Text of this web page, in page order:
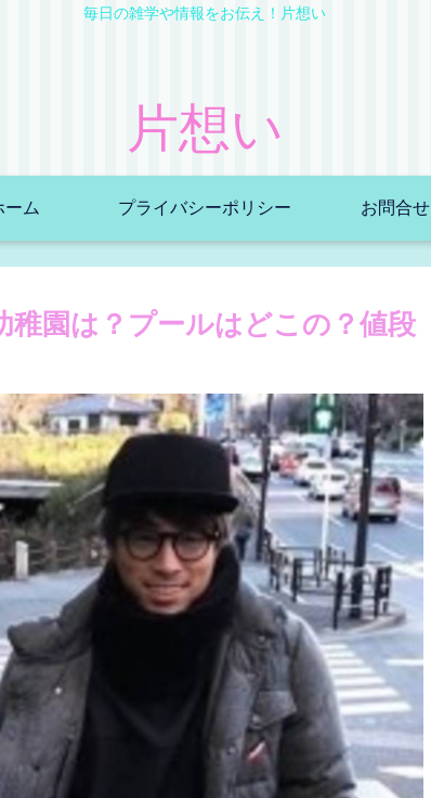
毎日の雑学や情報をお伝え！片想い
片想い
ーム プライバシーポリシー お問合せ
稚園は？プールはどこの？値段